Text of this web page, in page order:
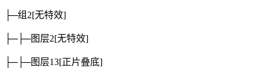
├─组2[无特效]
├─├─图层2[无特效]
├─├─图层13[正片叠底]